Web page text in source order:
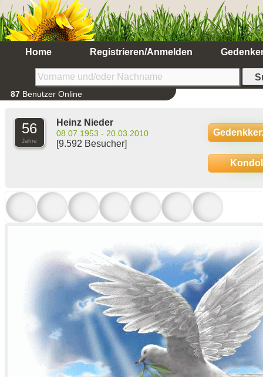
Home Registrieren/Anmelden
87 Benutzer Online
56
Jahre
Heinz Nieder
08.07.1953 - 20.03.2010
[9.592 Besucher]